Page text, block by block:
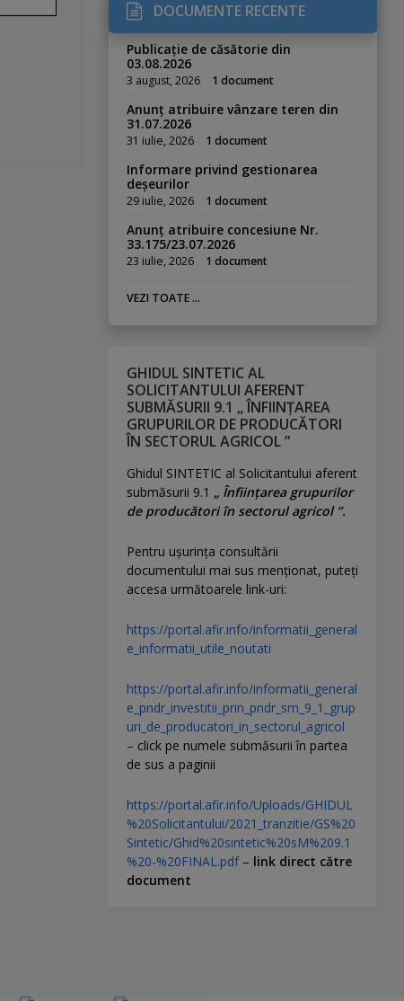
DOCUMENTE RECENTE
Publicație de căsătorie din
03.08.2026
3 august, 2026 1 document
Anunț atribuire vânzare teren din
31.07.2026
31 iulie, 2026 1 document
Informare privind gestionarea
deșeurilor
29 iulie, 2026 1 document
Anunț atribuire concesiune Nr.
33.175/23.07.2026
23 iulie, 2026 1 document
VEZI TOATE ...
GHIDUL SINTETIC AL
SOLICITANTULUI AFERENT
SUBMĂSURII 9.1 „ ÎNFIINȚAREA
GRUPURILOR DE PRODUCĂTORI
ÎN SECTORUL AGRICOL ”
Ghidul SINTETIC al Solicitantului aferent
submăsurii 9.1 „ Înființarea grupurilor
de producători în sectorul agricol ”.
Pentru uşurinţa consultării
documentului mai sus menţionat, puteţi
accesa următoarele link-uri:
https://portal.afir.info/informatii_general
e_informatii_utile_noutati
https://portal.afir.info/informatii_general
e_pndr_investitii_prin_pndr_sm_9_1_grup
uri_de_producatori_in_sectorul_agricol
– click pe numele submăsurii în partea
de sus a paginii
https://portal.afir.info/Uploads/GHIDUL
%20Solicitantului/2021_tranzitie/GS%20
Sintetic/Ghid%20sintetic%20sM%209.1
%20-%20FINAL.pdf– link direct către
document